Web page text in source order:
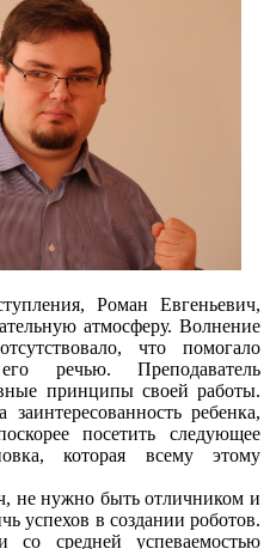
Роман Евгеньевич,
атмосферу. Волнение
что помогало
речью. Преподаватель
принципы своей работы.
ребенка,
посетить следующее
которая всему этому
не нужно быть отличником и
успехов в создании роботов.
средней успеваемостью